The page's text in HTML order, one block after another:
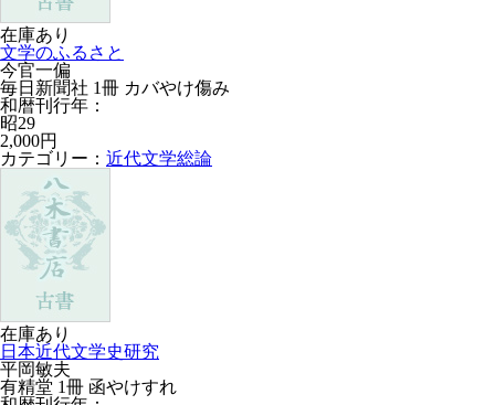
在庫あり
文学のふるさと
今官一偏
毎日新聞社 1冊 カバやけ傷み
和暦刊行年：
昭29
2,000円
カテゴリー： 近代文学総論
在庫あり
日本近代文学史研究
平岡敏夫
有精堂 1冊 函やけすれ